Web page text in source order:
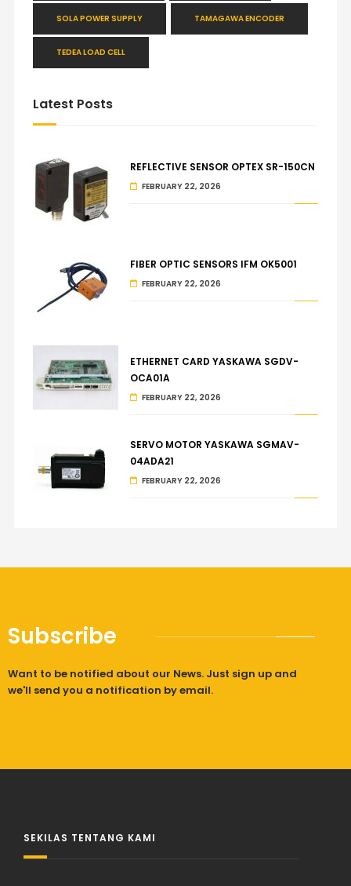
SOLA POWER SUPPLY TAMAGAWA ENCODER
TEDEA LOAD CELL
Latest Posts
REFLECTIVE SENSOR OPTEX SR-150CN
FEBRUARY 22, 2026
FIBER OPTIC SENSORS IFM OK5001
FEBRUARY 22, 2026
ETHERNET CARD YASKAWA SGDV-
OCA01A
FEBRUARY 22, 2026
SERVO MOTOR YASKAWA SGMAV-
04ADA21
FEBRUARY 22, 2026
Subscribe
Want to be notified about our News. Just sign up and
we'll send you a notification by email.
SEKILAS TENTANG KAMI